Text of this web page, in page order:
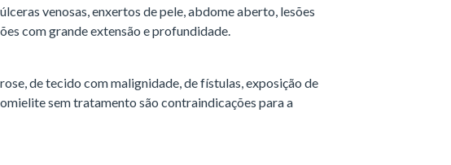
venosas, enxertos de pele, abdome aberto, lesões
com grande extensão e profundidade.
de tecido com malignidade, de fístulas, exposição de
sem tratamento são contraindicações para a